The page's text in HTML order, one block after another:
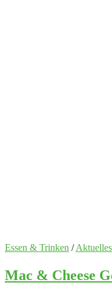
Essen & Trinken /Aktuelles
Mac & Cheese